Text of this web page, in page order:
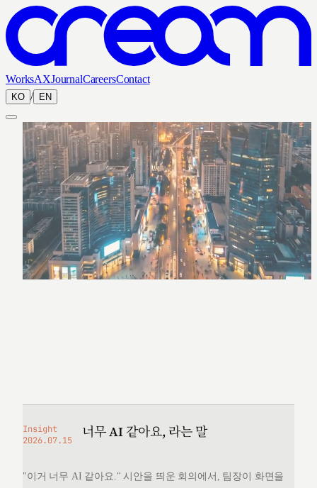
WorksAXJournalCareersContact
KO / EN
Insight
2026.07.15
너무 AI 같아요, 라는 말
"이거 너무 AI 같아요." 시안을 띄운 회의에서, 팀장이 화면을